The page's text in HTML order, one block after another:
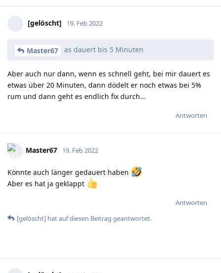
[gelöscht] 19. Feb 2022
Master67 as dauert bis 5 Minuten
Aber auch nur dann, wenn es schnell geht, bei mir dauert es
etwas über 20 Minuten, dann dödelt er noch etwas bei 5%
rum und dann geht es endlich fix durch...
Antworten
Master67 19. Feb 2022
Könnte auch länger gedauert haben
Aber es hat ja geklappt
Antworten
[gelöscht] hatauf diesen Beitrag geantwortet.